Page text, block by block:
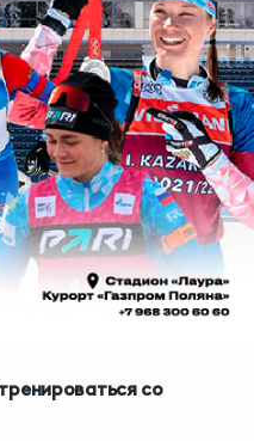
со